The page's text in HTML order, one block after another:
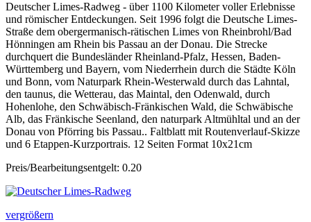
Deutscher Limes-Radweg - über 1100 Kilometer voller Erlebnisse
und römischer Entdeckungen. Seit 1996 folgt die Deutsche Limes-
Straße dem obergermanisch-rätischen Limes von Rheinbrohl/Bad
Hönningen am Rhein bis Passau an der Donau. Die Strecke
durchquert die Bundesländer Rheinland-Pfalz, Hessen, Baden-
Württemberg und Bayern, vom Niederrhein durch die Städte Köln
und Bonn, vom Naturpark Rhein-Westerwald durch das Lahntal,
den taunus, die Wetterau, das Maintal, den Odenwald, durch
Hohenlohe, den Schwäbisch-Fränkischen Wald, die Schwäbische
Alb, das Fränkische Seenland, den naturpark Altmühltal und an der
Donau von Pförring bis Passau.. Faltblatt mit Routenverlauf-Skizze
und 6 Etappen-Kurzportrais. 12 Seiten Format 10x21cm
Preis/Bearbeitungsentgelt: 0.20
vergrößern